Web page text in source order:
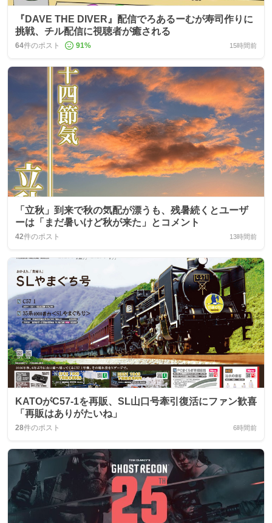
『DAVE THE DIVER』配信でろあるーむが寿司作りに
挑戦、チル配信に視聴者が癒される
64件のポスト 91% 15時間前
「立秋」到来で秋の気配が漂うも、残暑続くとユーザ
ーは「まだ暑いけど秋が来た」とコメント
42件のポスト 13時間前
KATOがC57-1を再販、SL山口号牽引復活にファン歓喜
「再販はありがたいね」
28件のポスト 6時間前